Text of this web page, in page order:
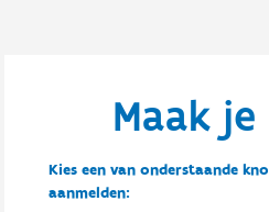
Maak
Kies een van onderstaande
aanmelden: